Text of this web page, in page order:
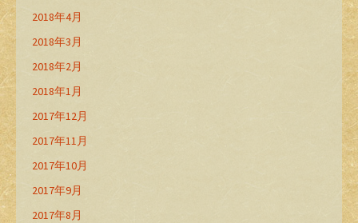
2018年4月
2018年3月
2018年2月
2018年1月
2017年12月
2017年11月
2017年10月
2017年9月
2017年8月